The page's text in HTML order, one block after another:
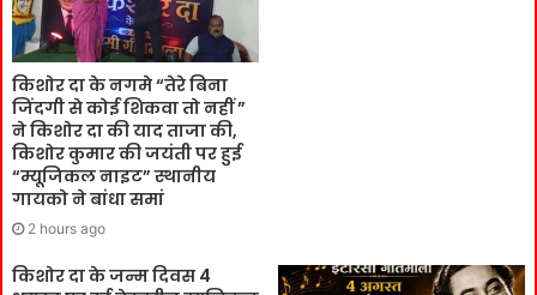
किशोर दा के नगमे “तेरे बिना
जिंदगी से कोई शिकवा तो नहीं ”
ने किशोर दा की याद ताजा की,
किशोर कुमार की जयंती पर हुई
“म्यूजिकल नाइट” स्थानीय
गायको ने बांधा समां
2 hours ago
किशोर दा के जन्म दिवस 4